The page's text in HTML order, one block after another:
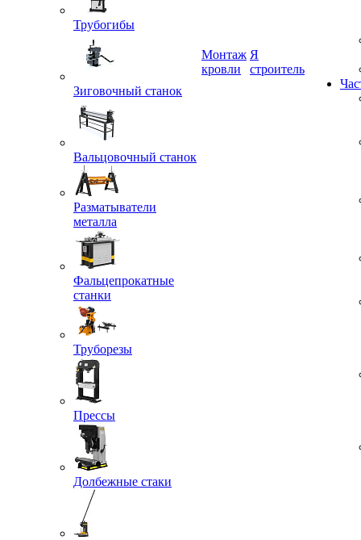
Трубогибы
Зиговочный станок
Вальцовочный станок
Разматыватели
металла
Фальцепрокатные
станки
Труборезы
Прессы
Долбежные стаки
Монтаж
Я